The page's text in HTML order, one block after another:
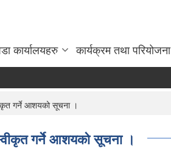
कार्यालयहरु कार्यक्रम तथा परियोजना
गर्ने आशयको सूचना ।
गर्ने आशयको सूचना ।